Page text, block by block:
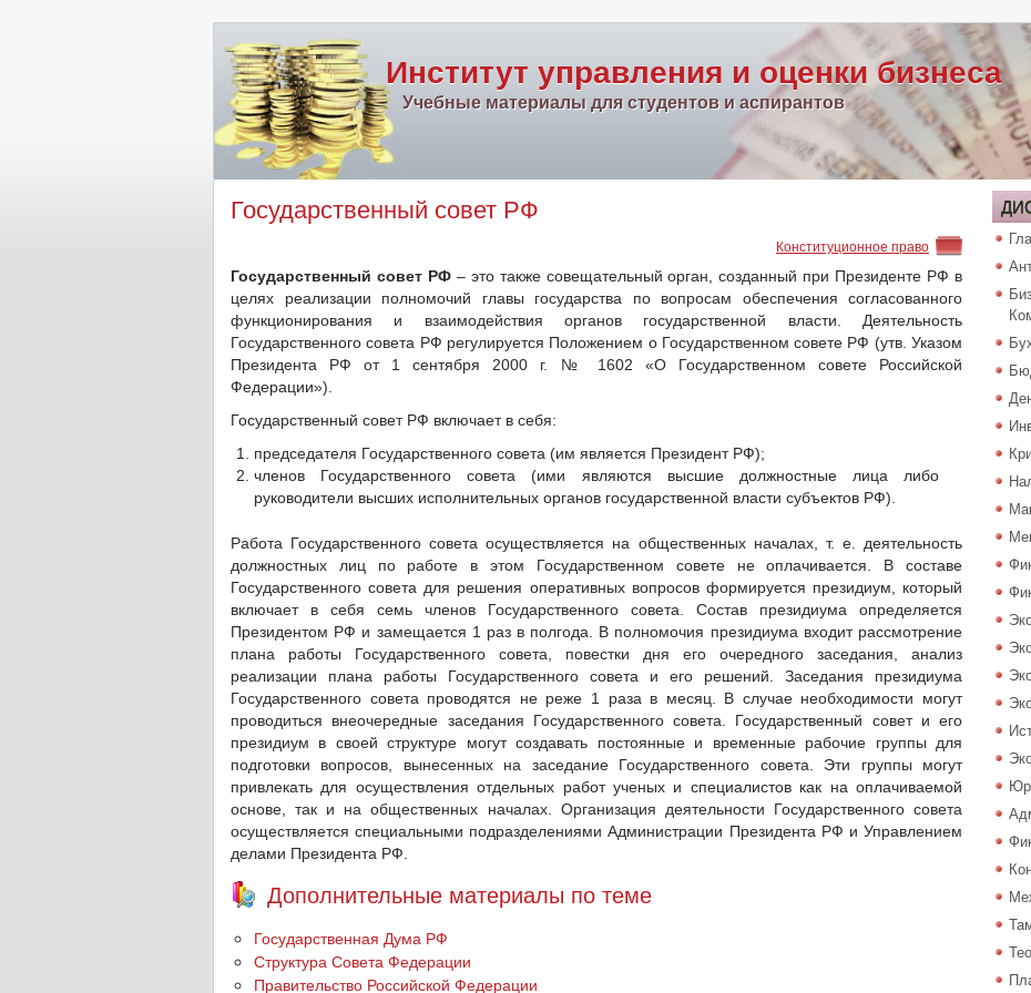
Институт управления и оценки бизнеса
Учебные материалы для студентов и аспирантов
Государственный совет РФ
Конституционное право
Государственный совет РФ– это также совещательный орган, созданный при Президенте РФ в
целях реализации полномочий главы государства по вопросам обеспечения согласованного
функционирования и взаимодействия органов государственной власти. Деятельность
Государственного совета РФ регулируется Положением о Государственном совете РФ (утв. Указом
Президента РФ от 1 сентября 2000 г. № 1602 «О Государственном совете Российской
Федерации»).
Государственный совет РФ включает в себя:
председателя Государственного совета (им является Президент РФ);
членов Государственного совета (ими являются высшие должностные лица либо
руководители высших исполнительных органов государственной власти субъектов РФ).
Работа Государственного совета осуществляется на общественных началах, т. е. деятельность
должностных лиц по работе в этом Государственном совете не оплачивается. В составе
Государственного совета для решения оперативных вопросов формируется президиум, который
включает в себя семь членов Государственного совета. Состав президиума определяется
Президентом РФ и замещается 1 раз в полгода. В полномочия президиума входит рассмотрение
плана работы Государственного совета, повестки дня его очередного заседания, анализ
реализации плана работы Государственного совета и его решений. Заседания президиума
Государственного совета проводятся не реже 1 раза в месяц. В случае необходимости могут
проводиться внеочередные заседания Государственного совета. Государственный совет и его
президиум в своей структуре могут создавать постоянные и временные рабочие группы для
подготовки вопросов, вынесенных на заседание Государственного совета. Эти группы могут
привлекать для осуществления отдельных работ ученых и специалистов как на оплачиваемой
основе, так и на общественных началах. Организация деятельности Государственного совета
осуществляется специальными подразделениями Администрации Президента РФ и Управлением
делами Президента РФ.
Дополнительные материалы по теме
Государственная Дума РФ
Структура Совета Федерации
Правительство Российской Федерации